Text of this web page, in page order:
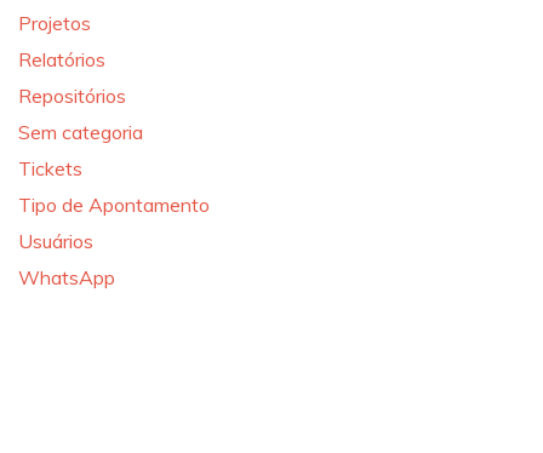
Projetos
Relatórios
Repositórios
Sem categoria
Tickets
Tipo de Apontamento
Usuários
WhatsApp